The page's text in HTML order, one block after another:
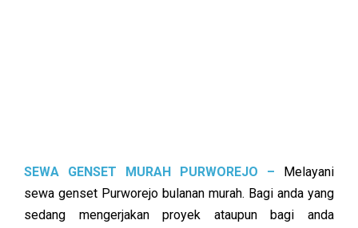
SEWA GENSET MURAH PURWOREJO – Melayani
sewa genset Purworejo bulanan murah. Bagi anda yang
sedang mengerjakan proyek ataupun bagi anda